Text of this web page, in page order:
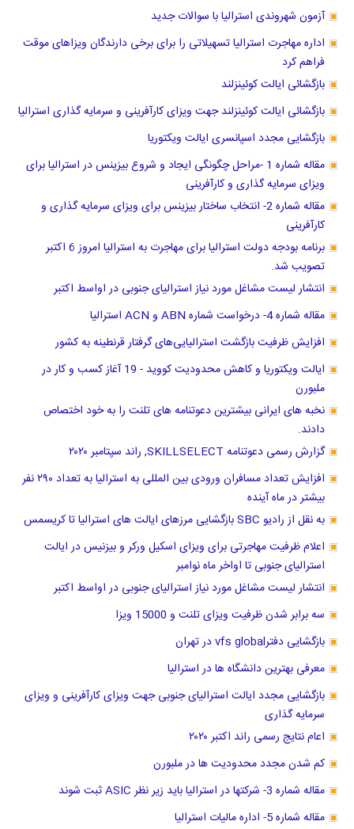
آزمون شهروندی استرالیا با سوالات جدید
اداره مهاجرت استرالیا تسهیلاتی را برای برخی دارندگان ویزاهای موقت
فراهم کرد
بازگشائی ایالت کوئینزلند
بازگشائی ایالت کوئینزلند جهت ویزای کارآفرینی و سرمایه گذاری استرالیا
بازگشایی مجدد اسپانسری ایالت ویکتوریا
مقاله شماره 1 -مراحل چگونگی ایجاد و شروع بیزینس در استرالیا برای
ویزای سرمایه گذاری و کارآفرینی
مقاله شماره 2- انتخاب ساختار بیزینس برای ویزای سرمایه گذاری و
کارآفرینی
برنامه بودجه دولت استرالیا برای مهاجرت به استرالیا امروز 6 اکتبر
تصویب شد.
انتشار لیست مشاغل مورد نیاز استرالیای جنوبی در اواسط اکتبر
مقاله شماره 4- درخواست شماره ABN و ACN استرالیا
افزایش ظرفیت بازگشت استرالیایی‌های گرفتار قرنطینه به کشور
ایالت ویکتوریا و کاهش محدودیت کووید - 19 آغاز کسب و کار در
ملبورن
نخبه های ایرانی بیشترین دعوتنامه های تلنت را به خود اختصاص
دادند.
گزارش رسمی دعوتنامه SKILLSELECT, راند سپتامبر ۲۰۲۰
افزایش تعداد مسافران ورودی بین المللی به استرالیا به تعداد ۲۹۰ نفر
بیشتر در ماه آینده
به نقل از رادیو SBC بازگشایی مرزهای ایالت های استرالیا تا کریسمس
اعلام ظرفیت مهاجرتی برای ویزای اسکیل ورکر و بیزنیس در ایالت
استرالیای جنوبی تا اواخر ماه نوامبر
انتشار لیست مشاغل مورد نیاز استرالیای جنوبی در اواسط اکتبر
سه برابر شدن ظرفیت ویزای تلنت و 15000 ویزا
بازگشایی دفترvfs global در تهران
معرفی بهترین دانشگاه ها در استرالیا
بازگشایی مجدد ایالت استرالیای جنوبی جهت ویزای کارآفرینی و ویزای
سرمایه گذاری
اعام نتایج رسمی راند اکتبر ۲۰۲۰
کم شدن مجدد محدودیت ها در ملبورن
مقاله شماره 3- شرکتها در استرالیا باید زیر نظر ASIC ثبت شوند
مقاله شماره 5- اداره مالیات استرالیا